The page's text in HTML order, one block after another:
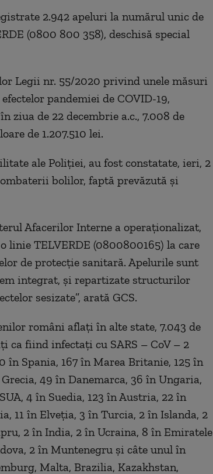
2.942 apeluri la numărul unic de
(0800 800 358), deschisă special
Legii nr. 55/2020 privind unele măsuri
pandemiei de COVID-19,
de 22 decembrie a.c., 7.008 de
de 1.207.510 lei.
ale Poliției, au fost constatate, ieri, 2
bolilor, faptă prevăzută și
Afacerilor Interne a operaționalizat,
linie TELVERDE (0800800165) la care
de protecție sanitară. Apelurile sunt
integrat, și repartizate structurilor
sesizate”, arată GCS.
români aflați în alte state, 7.043 de
ca fiind infectați cu SARS – CoV – 2
în Spania, 167 în Marea Britanie, 125 în
49 în Danemarca, 36 în Ungaria,
4 în Suedia, 123 în Austria, 22 în
11 în Elveția, 3 în Turcia, 2 în Islanda, 2
2 în India, 2 în Ucraina, 8 în Emiratele
2 în Muntenegru și câte unul în
Malta, Brazilia, Kazakhstan,